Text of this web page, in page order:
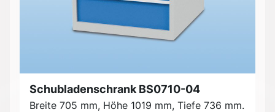
Schubladenschrank BS0710-04
Breite 705 mm, Höhe 1019 mm, Tiefe 736 mm.